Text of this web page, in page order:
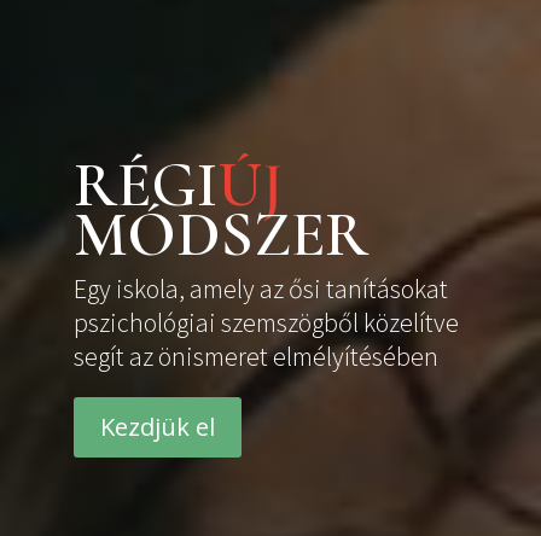
RÉGIÚJ
MÓDSZER
Egy iskola, amely az ősi tanításokat
pszichológiai szemszögből közelítve
segít az önismeret elmélyítésében
Kezdjük el